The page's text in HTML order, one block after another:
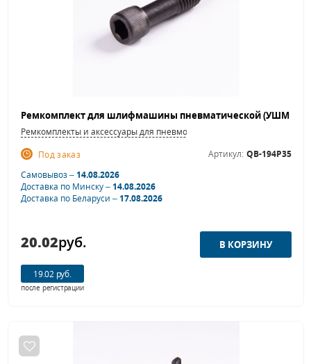
Ремкомплекты и аксессуары для пневмошлифовальных машинок
Под заказ
Артикул: QB-194P35
Самовывоз –14.08.2026
Доставка по Минску –14.08.2026
Доставка по Беларуси –17.08.2026
20.02руб.
19.02 руб.
после регистрации